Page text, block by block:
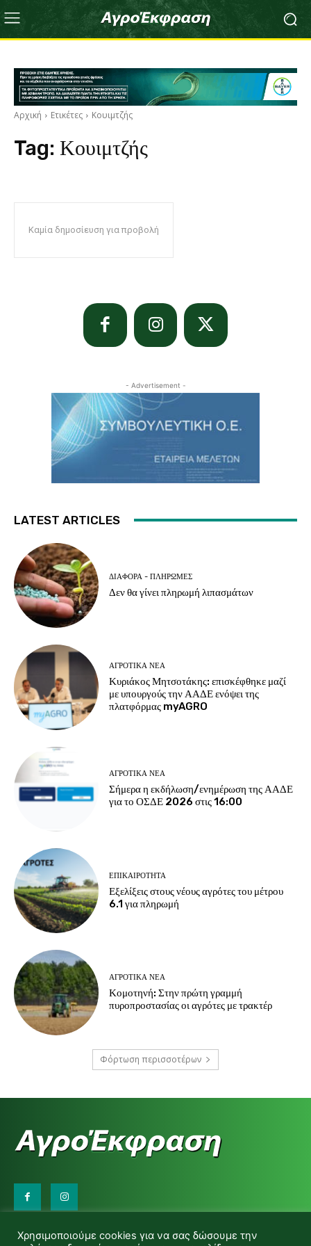
Αρχική Ετικέτες Κουιμτζής
Tag: Κουιμτζής
Καμία δημοσίευση για προβολή
- Advertisement -
LATEST ARTICLES
ΔΙΆΦΟΡΑ - ΠΛΗΡΩΜΈΣ
Δεν θα γίνει πληρωμή λιπασμάτων
ΑΓΡΟΤΙΚΆ ΝΈΑ
Κυριάκος Μητσοτάκης: επισκέφθηκε μαζί
με υπουργούς την ΑΑΔΕ ενόψει της
πλατφόρμας myAGRO
ΑΓΡΟΤΙΚΆ ΝΈΑ
Σήμερα η εκδήλωση/ενημέρωση της ΑΑΔΕ
για το ΟΣΔΕ 2026 στις 16:00
ΕΠΙΚΑΙΡΌΤΗΤΑ
Εξελίξεις στους νέους αγρότες του μέτρου
6.1 για πληρωμή
ΑΓΡΟΤΙΚΆ ΝΈΑ
Κομοτηνή: Στην πρώτη γραμμή
πυροπροστασίας οι αγρότες με τρακτέρ
Φόρτωση περισσοτέρων
d.makas@yahoo.gr
Χρησιμοποιούμε cookies για να σας δώσουμε την